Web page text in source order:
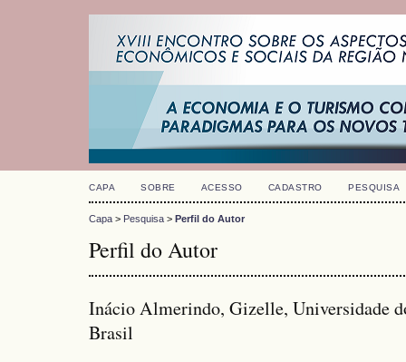
CAPA SOBRE ACESSO CADASTRO PESQUISA
Capa > Pesquisa > Perfil do Autor
Perfil do Autor
Inácio Almerindo, Gizelle, Universidade
Brasil